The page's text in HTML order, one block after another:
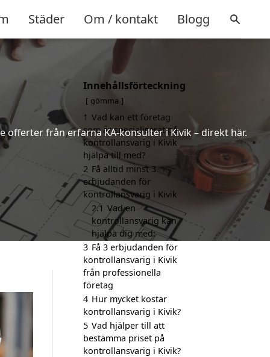
Städer Om / kontakt Blogg
från erfarna KA-konsulter i Kivik – direkt här.
Innehållsförteckning
gömma
1 Vad kan ett företag
som är specialiserat på
kontrollansvarig i Kivik
hjälpa till med?
2 Få alltid minst 3
erbjudanden för
kontrollansvarig i Kivik
2.1 Vad en
kontrollansvarig kan
hjälpa dig med:
3 Få 3 erbjudanden för
kontrollansvarig i Kivik
från professionella
företag
4 Hur mycket kostar
kontrollansvarig i Kivik?
5 Vad hjälper till att
bestämma priset på
kontrollansvarig i Kivik?